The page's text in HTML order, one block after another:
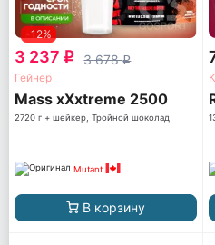
-12%
3 237 q 3 678q
Гейнер
Mass xXxtreme 2500
2720 г + шейкер, Тройной шоколад
Mutant
В корзину